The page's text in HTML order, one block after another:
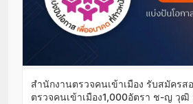
สำนักงานตรวจคนเข้าเมือง รับสมัครส
ตรวจคนเข้าเมือง1,000อัตรา ช-ญ วุ